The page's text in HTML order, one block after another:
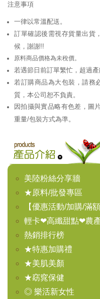
注意事項
一律以常溫配送。
訂單確認後需視存貨量出貨
候，謝謝!!
原料商品價格為未稅價。
若遇節日前訂單繁忙，超過
若訂購商品為大包裝，請務
質，本公司恕不負責。
因拍攝與實品略有色差，圖
重量/包裝方式為準。
美陸粉絲分享牆
★原料/批發專區
【優惠活動/加購/滿
輕卡❤高纖甜點❤農
熱銷排行榜
★特惠加購禮
★美肌美顏
★窈窕保健
◎ 樂活新女性